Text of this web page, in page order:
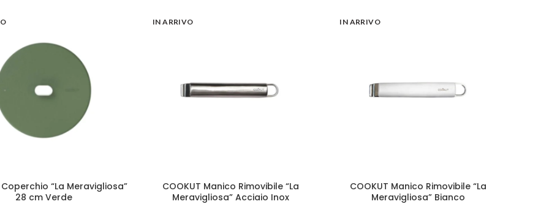
LEGGI TUTTO
Coperchio “La Meravigliosa”
28 cm Verde
IN ARRIVO
LEGGI TUTTO
COOKUT Manico Rimovibile “La
Meravigliosa” Acciaio Inox
IN ARRIVO
LEGGI TUTTO
COOKUT Manico Rimovibile “La
Meravigliosa” Bianco